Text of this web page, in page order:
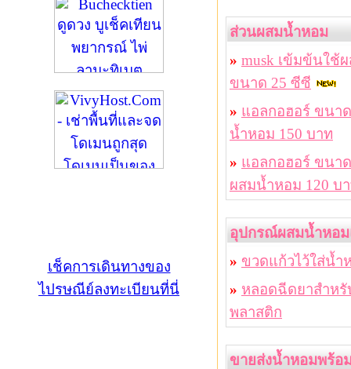
เช็คการเดินทางของ
ไปรษณีย์ลงทะเบียนที่นี่
ส่วนผสมน้ำหอม
» musk เข้มข้นใช้
ขนาด 25 ซีซี
» แอลกอฮอร์ ขนา
น้ำหอม 150 บาท
» แอลกอฮอร์ ขนา
ผสมน้ำหอม 120 บ
อุปกรณ์ผสมน้ำหอ
» ขวดแก้วไว้ใส่น้
» หลอดฉีดยาสำห
พลาสติก
ขายส่งน้ำหอมพร้อ